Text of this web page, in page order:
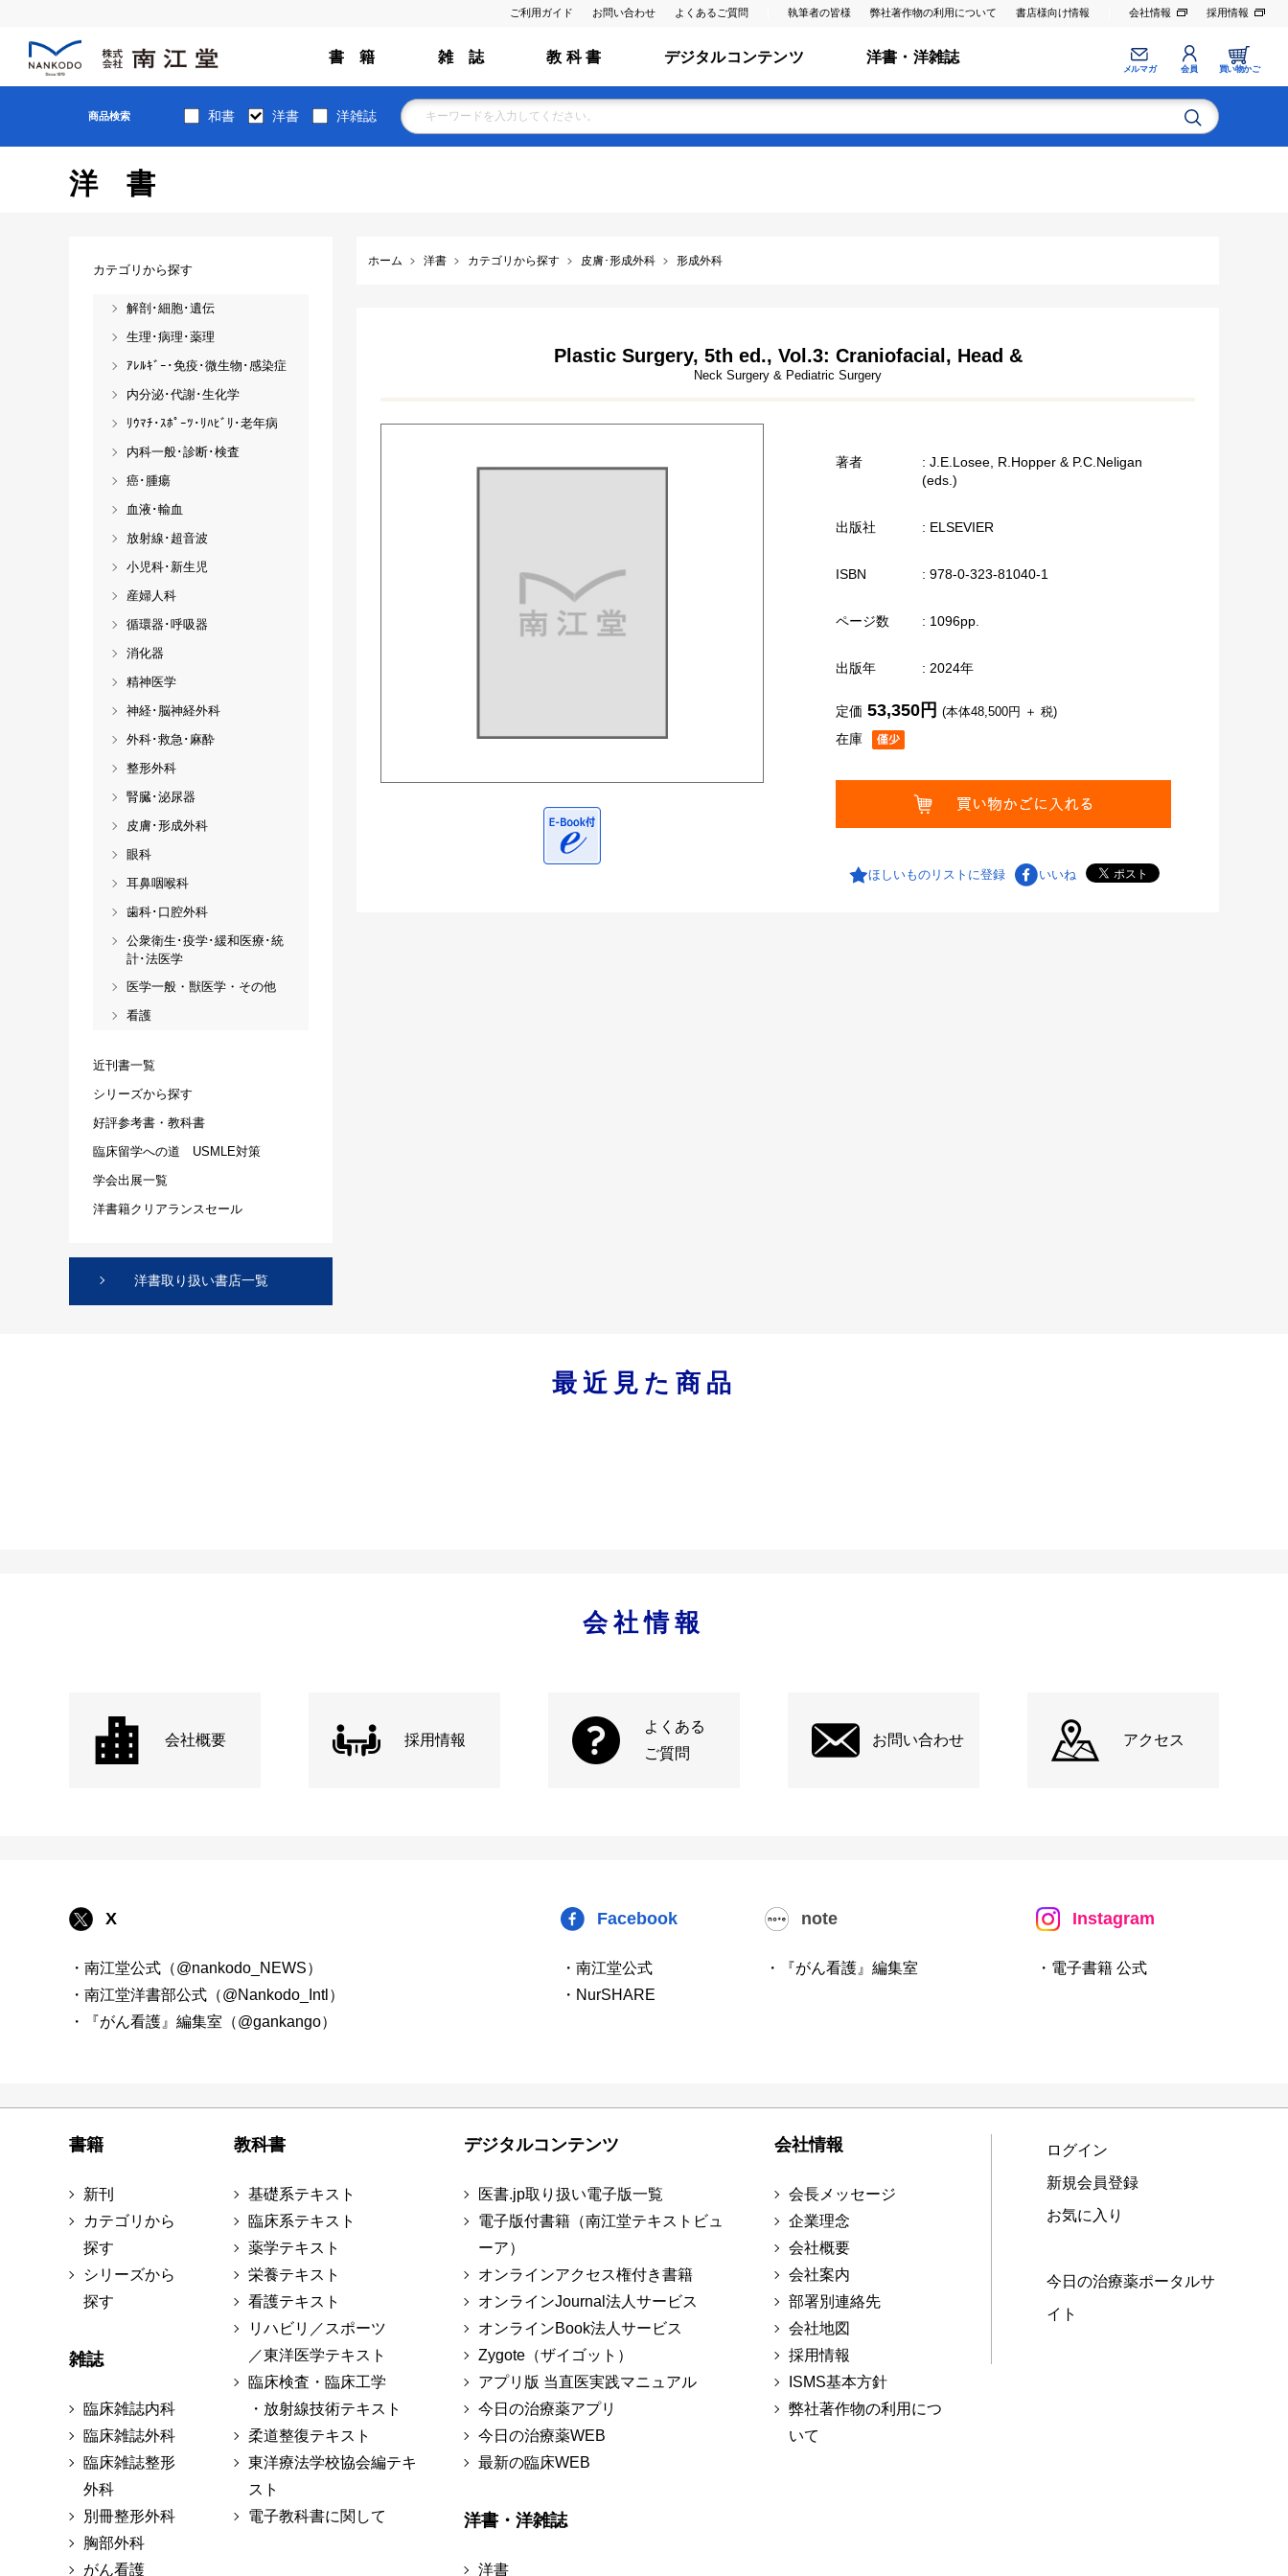
ご利用ガイド お問い合わせ よくあるご質問 執筆者の皆様 弊社著作物の利用について 書店様向け情報 会社情報 採用情報
書 籍 雑 誌 教 科 書 デジタルコンテンツ 洋書・洋雑誌
メルマガ 会員 買い物かご
商品検索 和書 洋書 洋雑誌
洋書
ホーム 洋書 カテゴリから探す 皮膚･形成外科 形成外科
Plastic Surgery, 5th ed., Vol.3: Craniofacial, Head &
Neck Surgery & Pediatric Surgery
著者
: J.E.Losee, R.Hopper & P.C.Neligan
(eds.)
出版社 : ELSEVIER
ISBN : 978-0-323-81040-1
ページ数 : 1096pp.
出版年 : 2024年
在庫
定価 53,350円 (本体48,500円 ＋ 税)
ほしいものリストに登録 いいね
カテゴリから探す
解剖･細胞･遺伝
生理･病理･薬理
ｱﾚﾙｷﾞｰ･免疫･微生物･感染症
内分泌･代謝･生化学
ﾘｳﾏﾁ･ｽﾎﾟｰﾂ･ﾘﾊﾋﾞﾘ･老年病
内科一般･診断･検査
癌･腫瘍
血液･輸血
放射線･超音波
小児科･新生児
産婦人科
循環器･呼吸器
消化器
精神医学
神経･脳神経外科
外科･救急･麻酔
整形外科
腎臓･泌尿器
皮膚･形成外科
眼科
耳鼻咽喉科
歯科･口腔外科
公衆衛生･疫学･緩和医療･統
計･法医学
医学一般・獣医学・その他
看護
近刊書一覧
シリーズから探す
好評参考書・教科書
臨床留学への道 USMLE対策
学会出展一覧
洋書籍クリアランスセール
洋書取り扱い書店一覧
最近見た商品
会社情報
会社概要 採用情報
よくある
ご質問
お問い合わせ アクセス
X
・南江堂公式（@nankodo_NEWS）
・南江堂洋書部公式（@Nankodo_Intl）
・『がん看護』編集室（@gankango）
Facebook
・南江堂公式
・NurSHARE
note
・『がん看護』編集室
Instagram
・電子書籍 公式
書籍
新刊
カテゴリから
探す
シリーズから
探す
雑誌
臨床雑誌内科
臨床雑誌外科
臨床雑誌整形
外科
別冊整形外科
胸部外科
がん看護
教科書
基礎系テキスト
臨床系テキスト
薬学テキスト
栄養テキスト
看護テキスト
リハビリ／スポーツ
／東洋医学テキスト
臨床検査・臨床工学
・放射線技術テキスト
柔道整復テキスト
東洋療法学校協会編テキ
スト
電子教科書に関して
デジタルコンテンツ
医書.jp取り扱い電子版一覧
電子版付書籍（南江堂テキストビュ
ーア）
オンラインアクセス権付き書籍
オンラインJournal法人サービス
オンラインBook法人サービス
Zygote（ザイゴット）
アプリ版 当直医実践マニュアル
今日の治療薬アプリ
今日の治療薬WEB
最新の臨床WEB
洋書・洋雑誌
洋書
会社情報
会長メッセージ
企業理念
会社概要
会社案内
部署別連絡先
会社地図
採用情報
ISMS基本方針
弊社著作物の利用につ
いて
ログイン
新規会員登録
お気に入り
今日の治療薬ポータルサ
イト